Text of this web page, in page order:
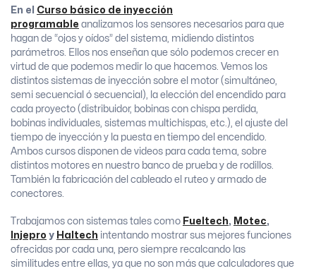
En el Curso básico de inyección
programable analizamos los sensores necesarios para que
hagan de “ojos y oídos” del sistema, midiendo distintos
parámetros. Ellos nos enseñan que sólo podemos crecer en
virtud de que podemos medir lo que hacemos. Vemos los
distintos sistemas de inyección sobre el motor (simultáneo,
semi secuencial ó secuencial), la elección del encendido para
cada proyecto (distribuidor, bobinas con chispa perdida,
bobinas individuales, sistemas multichispas, etc.), el ajuste del
tiempo de inyección y la puesta en tiempo del encendido.
Ambos cursos disponen de videos para cada tema, sobre
distintos motores en nuestro banco de prueba y de rodillos.
También la fabricación del cableado el ruteo y armado de
conectores.
Trabajamos con sistemas tales como Fueltech, Motec,
Injepro y Haltech intentando mostrar sus mejores funciones
ofrecidas por cada una, pero siempre recalcando las
similitudes entre ellas, ya que no son más que calculadores que